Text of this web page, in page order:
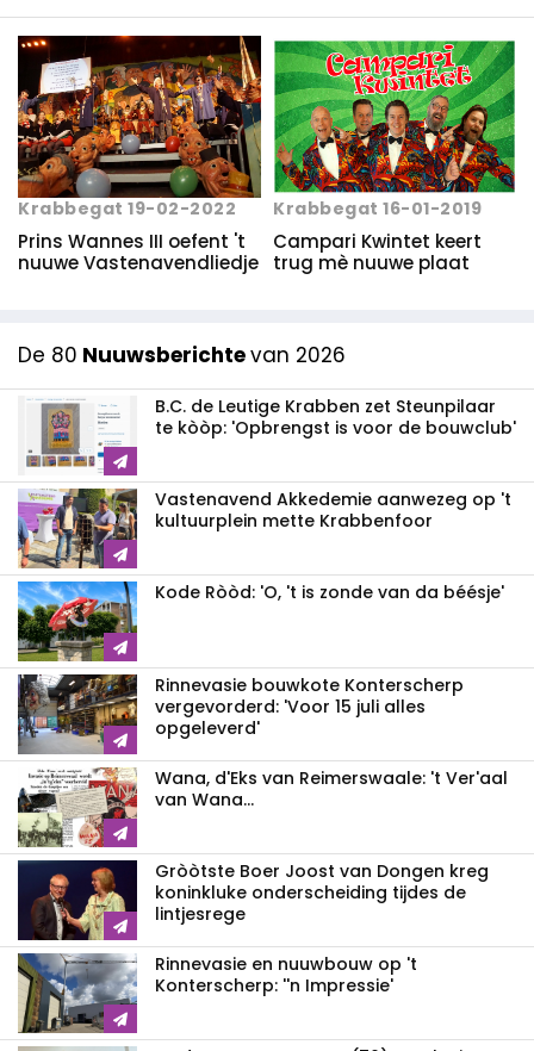
Krabbegat 19-02-2022
Prins Wannes III oefent 't
nuuwe Vastenavendliedje
Krabbegat 16-01-2019
Campari Kwintet keert
trug mè nuuwe plaat
De 80 Nuuwsberichtevan 2026
B.C. de Leutige Krabben zet Steunpilaar
te kòòp: 'Opbrengst is voor de bouwclub'
Vastenavend Akkedemie aanwezeg op 't
kultuurplein mette Krabbenfoor
Kode Ròòd: 'O, 't is zonde van da béésje'
Rinnevasie bouwkote Konterscherp
vergevorderd: 'Voor 15 juli alles
opgeleverd'
Wana, d'Eks van Reimerswaale: 't Ver'aal
van Wana...
Gròòtste Boer Joost van Dongen kreg
koninkluke onderscheiding tijdes de
lintjesrege
Rinnevasie en nuuwbouw op 't
Konterscherp: ''n Impressie'